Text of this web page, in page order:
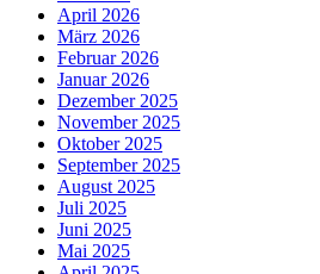
April 2026
März 2026
Februar 2026
Januar 2026
Dezember 2025
November 2025
Oktober 2025
September 2025
August 2025
Juli 2025
Juni 2025
Mai 2025